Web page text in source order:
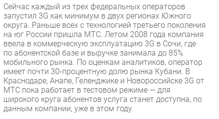
Финансы
Web
Безопасность
Инновации
CIO/Управление ИТ
Гаджеты
Здоровье
РАЗДЕЛЫ
Сейчас каждый из трех федеральных операторов
запустил 3G как минимум в двух регионах Южного
округа. Раньше всех с технологией третьего поколения
на юг России пришла МТС. Летом 2008 года компания
ввела в коммерческую эксплуатацию 3G в Сочи, где
по абонентской базе и выручке занимала до 85%
мобильного рынка. По оценкам аналитиков, оператор
имеет почти 30-процентную долю рынка Кубани. В
Краснодаре, Анапе, Геленджике и Новороссийске 3G от
МТС пока работает в тестовом режиме — для
широкого круга абонентов услуга станет доступна, по
данным компании, уже в этом году.